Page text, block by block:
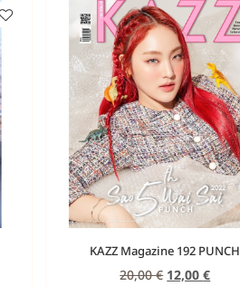
KAZZ Magazine 192 PUNCH
20,00€ 12,00€